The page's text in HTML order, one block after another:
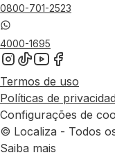
0800-701-2523
4000-1695
Termos de uso
Políticas de
Configurações de
© Localiza - Todos
Saiba mais